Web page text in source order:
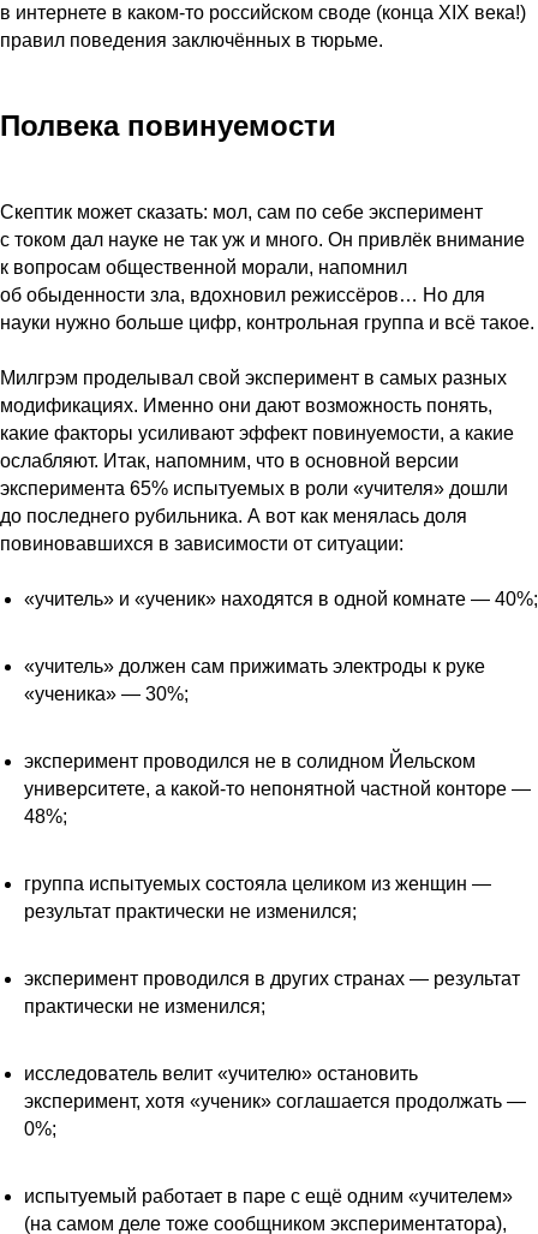
в интернете в каком-то российском своде (конца XIX века!)
правил поведения заключённых в тюрьме.
Полвека повинуемости
Скептик может сказать: мол, сам по себе эксперимент
с током дал науке не так уж и много. Он привлёк внимание
к вопросам общественной морали, напомнил
об обыденности зла, вдохновил режиссёров… Но для
науки нужно больше цифр, контрольная группа и всё такое.
Милгрэм проделывал свой эксперимент в самых разных
модификациях. Именно они дают возможность понять,
какие факторы усиливают эффект повинуемости, а какие
ослабляют. Итак, напомним, что в основной версии
эксперимента 65% испытуемых в роли «учителя» дошли
до последнего рубильника. А вот как менялась доля
повиновавшихся в зависимости от ситуации:
«учитель» и «ученик» находятся в одной комнате — 40%;
«учитель» должен сам прижимать электроды к руке
«ученика» — 30%;
эксперимент проводился не в солидном Йельском
университете, а какой-то непонятной частной конторе —
48%;
группа испытуемых состояла целиком из женщин —
результат практически не изменился;
эксперимент проводился в других странах — результат
практически не изменился;
исследователь велит «учителю» остановить
эксперимент, хотя «ученик» соглашается продолжать —
0%;
испытуемый работает в паре с ещё одним «учителем»
(на самом деле тоже сообщником экспериментатора),